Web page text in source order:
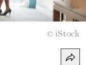
© iStock